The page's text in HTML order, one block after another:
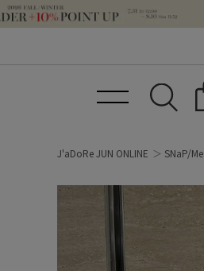
J'aDoRe JUN ONLINE SNaP/Me